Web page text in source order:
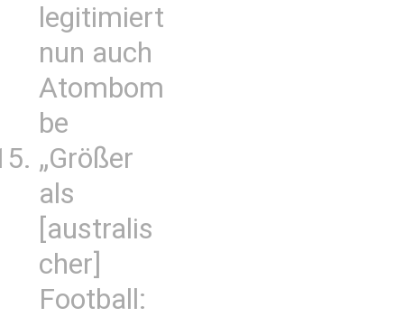
legitimiert
nun auch
Atombom
be
„Größer
als
[australis
cher]
Football: